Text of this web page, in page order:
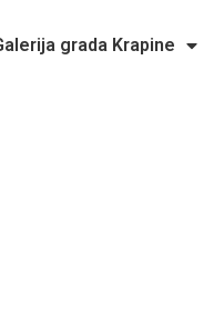
grada Krapine